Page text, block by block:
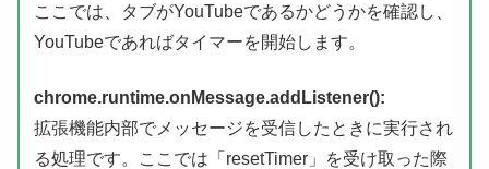
ここでは、タブがYouTubeであるかどうかを確認し、
YouTubeであればタイマーを開始します。
chrome.runtime.onMessage.addListener():
拡張機能内部でメッセージを受信したときに実行され
る処理です。ここでは「resetTimer」を受け取った際